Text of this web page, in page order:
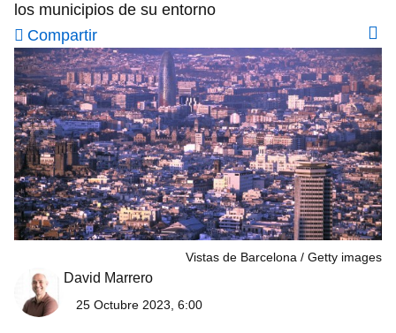
los municipios de su entorno
Compartir
Vistas de Barcelona Getty images
David Marrero
25 Octubre 2023, 6:00